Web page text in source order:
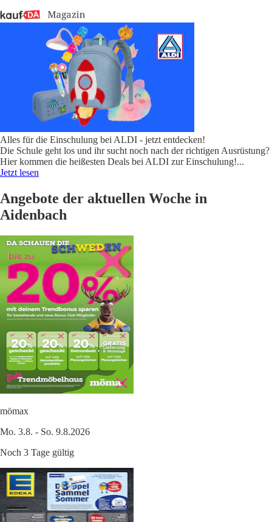
Alles für die Einschulung bei ALDI - jetzt entdecken!
Die Schule geht los und ihr sucht noch nach der richtigen Ausrüstung?
Hier kommen die heißesten Deals bei ALDI zur Einschulung!...
Jetzt lesen
Angebote der aktuellen Woche in
Aidenbach
mömax
Mo. 3.8. - So. 9.8.2026
Noch 3 Tage gültig